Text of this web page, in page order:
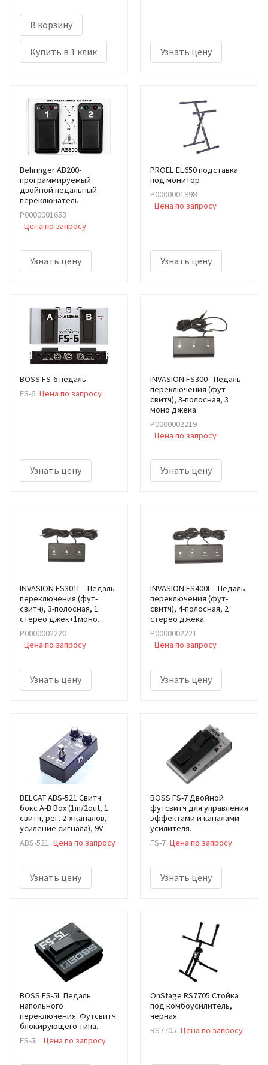
В корзину
Купить в 1 клик Узнать цену
Behringer AB200-
программируемый
двойной педальный
переключатель
Р0000001653
Цена по запросу
Узнать цену
PROEL EL650 подставка
под монитор
Р0000001898
Цена по запросу
Узнать цену
BOSS FS-6 педаль
FS-6 Цена по запросу
Узнать цену
INVASION FS300 - Педаль
переключения (фут-
свитч), 3-полосная, 3
моно джека
Р0000002219
Цена по запросу
Узнать цену
INVASION FS301L - Педаль
переключения (фут-
свитч), 3-полосная, 1
стерео джек+1моно.
Р0000002220
Цена по запросу
Узнать цену
INVASION FS400L - Педаль
переключения (фут-
свитч), 4-полосная, 2
стерео джека.
Р0000002221
Цена по запросу
Узнать цену
BELCAT ABS-521 Свитч
бокс А-В Box (1in/2out, 1
свитч, рег. 2-х каналов,
усиление сигнала), 9V
ABS-521 Цена по запросу
Узнать цену
BOSS FS-7 Двойной
футсвитч для управления
эффектами и каналами
усилителя.
FS-7 Цена по запросу
Узнать цену
BOSS FS-5L Педаль
напольного
переключения. Футсвитч
блокирующего типа.
FS-5L Цена по запросу
OnStage RS7705 Стойка
под комбоусилитель,
черная.
RS7705 Цена по запросу